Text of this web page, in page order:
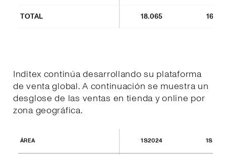
TOTAL 18.065
Inditex continúa desarrollando su plataforma
de venta global. A continuación se muestra un
desglose de las ventas en tienda y online por
zona geográfica.
ÁREA 1S2024